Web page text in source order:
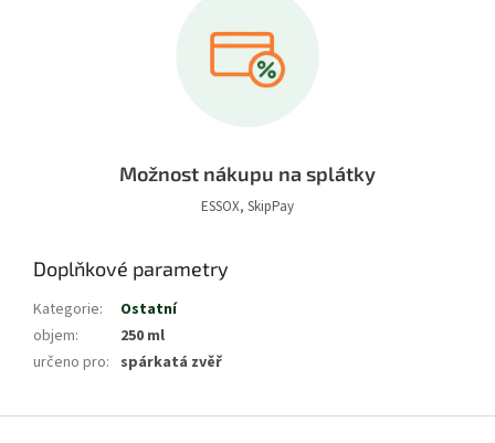
Možnost nákupu na splátky
ESSOX, SkipPay
Doplňkové parametry
Kategorie:
Ostatní
objem:
250 ml
určeno pro: spárkatá zvěř